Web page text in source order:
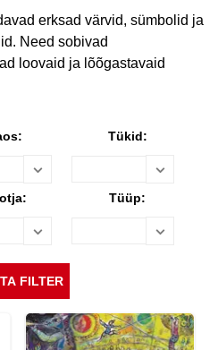
erksad värvid, sümbolid ja
Need sobivad
loovaid ja lõõgastavaid
Tükid:
Tüüp: